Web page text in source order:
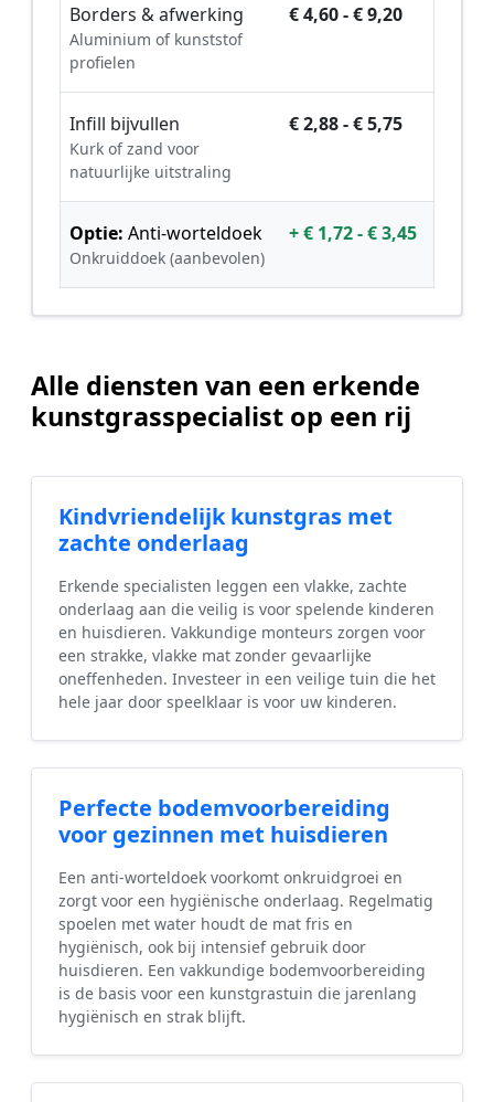
Borders & afwerking
Aluminium of kunststof
profielen
€ 4,60 - € 9,20
Infill bijvullen
Kurk of zand voor
natuurlijke uitstraling
€ 2,88 - € 5,75
Optie: Anti-worteldoek
Onkruiddoek (aanbevolen)
+ € 1,72 - € 3,45
Alle diensten van een erkende
kunstgrasspecialist op een rij
Kindvriendelijk kunstgras met
zachte onderlaag
Erkende specialisten leggen een vlakke, zachte
onderlaag aan die veilig is voor spelende kinderen
en huisdieren. Vakkundige monteurs zorgen voor
een strakke, vlakke mat zonder gevaarlijke
oneffenheden. Investeer in een veilige tuin die het
hele jaar door speelklaar is voor uw kinderen.
Perfecte bodemvoorbereiding
voor gezinnen met huisdieren
Een anti-worteldoek voorkomt onkruidgroei en
zorgt voor een hygiënische onderlaag. Regelmatig
spoelen met water houdt de mat fris en
hygiënisch, ook bij intensief gebruik door
huisdieren. Een vakkundige bodemvoorbereiding
is de basis voor een kunstgrastuin die jarenlang
hygiënisch en strak blijft.